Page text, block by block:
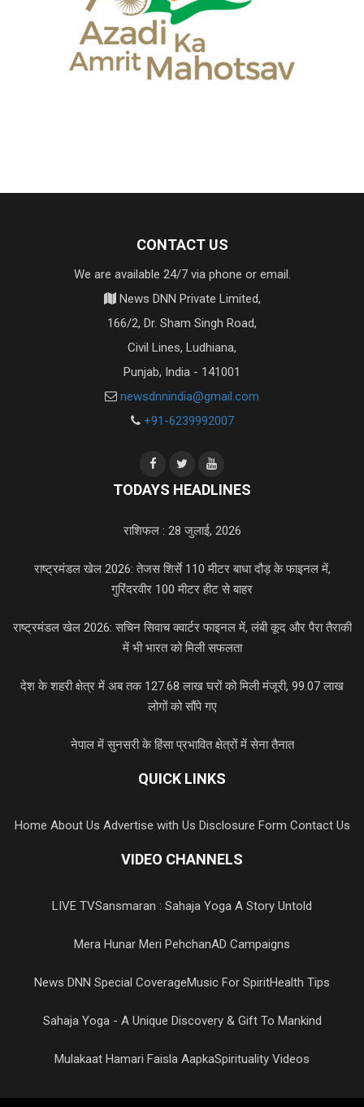
CONTACT US
We are available 24/7 via phone or email.
News DNN Private Limited,
166/2, Dr. Sham Singh Road,
Civil Lines, Ludhiana,
Punjab, India - 141001
newsdnnindia@gmail.com
+91-6239992007
TODAYS HEADLINES
राशिफल : 28 जुलाई, 2026
राष्ट्रमंडल खेल 2026: तेजस शिर्से 110 मीटर बाधा दौड़ के फाइनल में,
गुरिंदरवीर 100 मीटर हीट से बाहर
राष्ट्रमंडल खेल 2026: सचिन सिवाच क्वार्टर फाइनल में, लंबी कूद और पैरा तैराकी
में भी भारत को मिली सफलता
देश के शहरी क्षेत्र में अब तक 127.68 लाख घरों को मिली मंजूरी, 99.07 लाख
लोगों को सौंपे गए
नेपाल में सुनसरी के हिंसा प्रभावित क्षेत्रों में सेना तैनात
QUICK LINKS
Home About Us Advertise with Us Disclosure Form Contact Us
VIDEO CHANNELS
LIVE TVSansmaran : Sahaja Yoga A Story Untold
Mera Hunar Meri PehchanAD Campaigns
News DNN Special CoverageMusic For SpiritHealth Tips
Sahaja Yoga - A Unique Discovery & Gift To Mankind
Mulakaat Hamari Faisla AapkaSpirituality Videos